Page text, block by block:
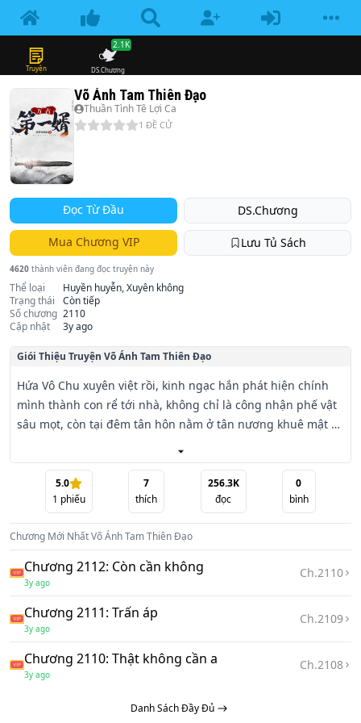
Truyện DS.Chương
2.1K
Võ Ánh Tam Thiên Đạo
Thuần Tình Tê Lợi Ca
1 ĐỀ CỬ
Đọc Từ Đầu DS.Chương
Mua Chương VIP Lưu Tủ Sách
4620 thành viên đang đọc truyện này
Thể loại
Huyền huyễn, Xuyên không
Trạng thái
Còn tiếp
Số chương 2110
Cập nhật
3y ago
Giói Thiệu Truyện Võ Ánh Tam Thiên Đạo
Hứa Vô Chu xuyên việt rồi, kinh ngạc hắn phát hiện chính
mình thành con rể tới nhà, không chỉ là công nhận phế vật
sâu mọt, còn tại đêm tân hôn nằm ở tân nương khuê mật
Ăn bữa cơm lại ngộ nhập thanh lâu, thanh lãnh thê tử đối
với hắn thất vọng cực độ, cha vợ đuổi hắn đi gia tộc Võ
Đường , mặc hắn kệ sống kệ chết.
Nhưng hắn lại bởi vì xuyên qua, đạt được một cái Luân Hồi
Bát rách tung toé cần dựa vào nuốt vạn vật mới có thể chữa
trị, mà mỗi chữa trị một vết nứt liền sẽ phản hồi hắn lực
lượng. Nuốt
Một khối sắt, thu hoạch được một ngưu chi lực; nuốt một
khối bạc, cảnh giới tăng lên một trọng; nuốt một khối vàng,
5.0
1 phiếu
7
thích
256.3K
đọc
0
bình
Chương Mới NhấtVõ Ánh Tam Thiên Đạo
Chương 2112: Còn cần không
3y ago
Ch.2110
Chương 2111: Trấn áp
3y ago
Ch.2109
Chương 2110: Thật không cần a
3y ago
Ch.2108
Danh Sách Đầy Đủ